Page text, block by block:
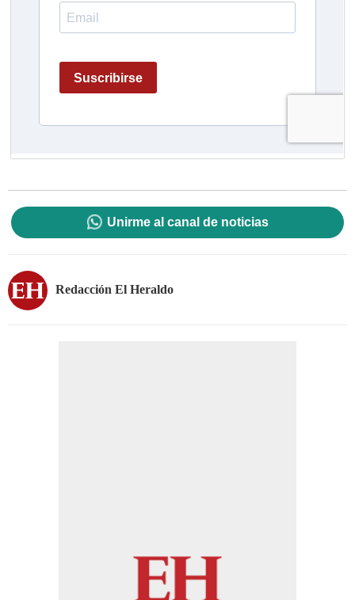
Unirme al canal de noticias
Redacción El Heraldo